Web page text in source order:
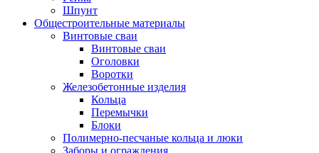
Шпунт
Общестроительные материалы
Винтовые сваи
Винтовые сваи
Оголовки
Воротки
Железобетонные изделия
Кольца
Перемычки
Блоки
Полимерно-песчаные кольца и люки
Заборы и ограждения